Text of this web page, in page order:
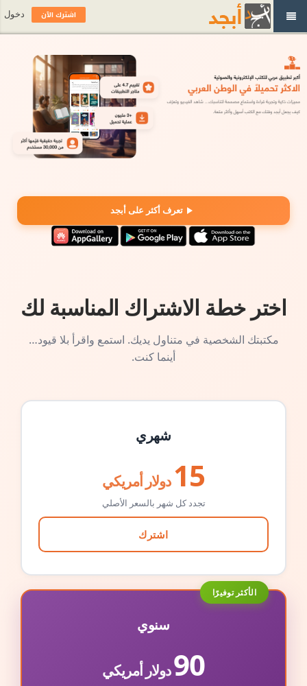
تعرف أكثر على أبجد
اختر خطة الاشتراك المناسبة لك
مكتبتك الشخصية في متناول يديك. استمع واقرأ بلا قيود…
أينما كنت.
شهري
15 دولار أمريكي
تجدد كل شهر بالسعر الأصلي
اشترك
الأكثر توفيرًا
سنوي
90دولار أمريكي
اشترك الآن دخول